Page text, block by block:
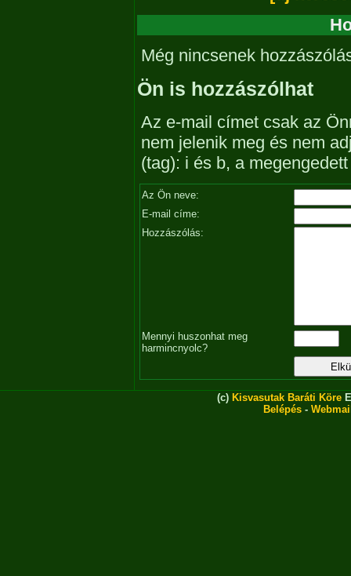
Még nincsenek
Ön is hozzászólhat
Az e-mail címet csak az
nem jelenik meg és nem
(tag): i és b, a
Az Ön neve:
E-mail címe:
Hozzászólás:
Mennyi huszonhat meg
harmincnyolc?
(c) Kisvasutak Baráti Köre
Belépés -